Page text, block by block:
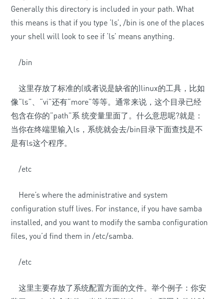
Generally this directory is included in your path. What
this means is that if you type ‘ls’, /bin is one of the places
your shell will look to see if ‘ls’ means anything.
/bin
这里存放了标准的(或者说是缺省的)linux的工具，比如
像“ls”、“vi”还有“more”等等。通常来说，这个目录已经
包含在你的“path”系 统变量里面了。什么意思呢?就是：
当你在终端里输入ls，系统就会去/bin目录下面查找是不
是有ls这个程序。
/etc
Here’s where the administrative and system
configuration stuff lives. For instance, if you have samba
installed, and you want to modify the samba configuration
files, you’d find them in /etc/samba.
/etc
这里主要存放了系统配置方面的文件。举个例子：你安